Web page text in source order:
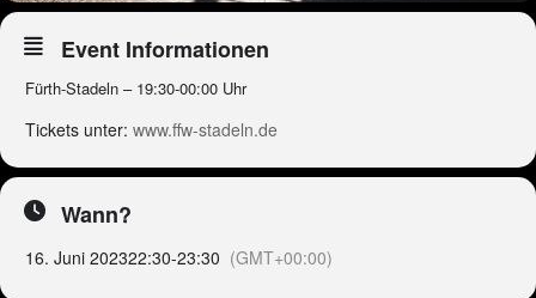
Event Informationen
Fürth-Stadeln – 19:30-00:00 Uhr
Tickets unter: www.ffw-stadeln.de
Wann?
16. Juni 202322:30-23:30 (GMT+00:00)